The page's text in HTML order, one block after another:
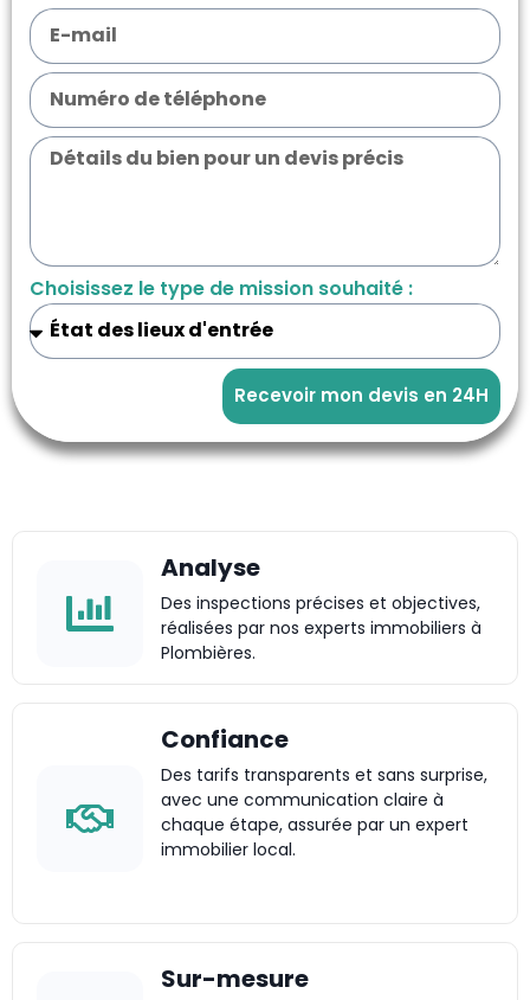
Choisissez le type de mission souhaité :
Recevoir mon devis en 24H
Analyse
Des inspections précises et objectives,
réalisées par nos experts immobiliers à
Plombières.
Confiance
Des tarifs transparents et sans surprise,
avec une communication claire à
chaque étape, assurée par un expert
immobilier local.
Sur-mesure